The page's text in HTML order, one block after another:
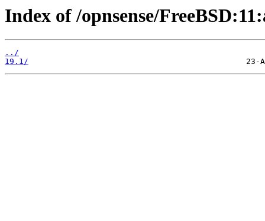
Index of /opnsense/
../
19.1/